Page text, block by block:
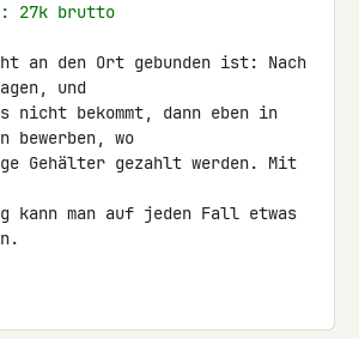
27k brutto
an den Ort gebunden ist: Nach
und
nicht bekommt, dann eben in
bewerben, wo
Gehälter gezahlt werden. Mit
kann man auf jeden Fall etwas